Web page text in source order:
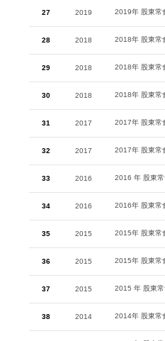
27 2019 2019年 股東常
28 2018 2018年 股東常
29 2018 2018年 股東常
30 2018 2018年 股東常
31 2017 2017年 股東常
32 2017 2017年 股東常
33 2016 2016 年 股東
34 2016 2016年 股東常
35 2015 2015年 股東常
36 2015 2015年 股東常
37 2015 2015 年 股東
38 2014 2014年 股東常